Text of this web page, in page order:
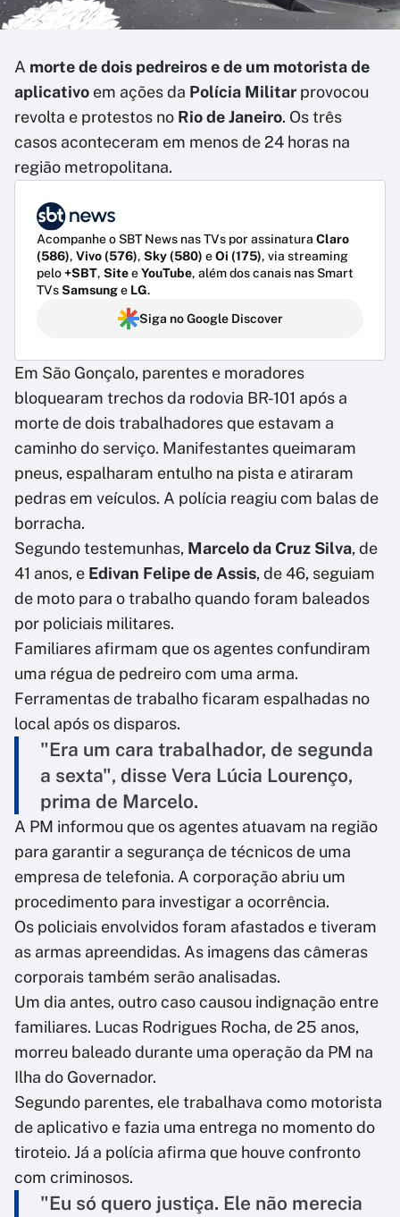
A morte de dois pedreiros e de um motorista de
aplicativo em ações da Polícia Militar provocou
revolta e protestos no Rio de Janeiro. Os três
casos aconteceram em menos de 24 horas na
região metropolitana.
Acompanhe o SBT News nas TVs por assinatura Claro
(586), Vivo (576), Sky (580) eOi (175), via streaming
pelo+SBT, SiteeYouTube, além dos canais nas Smart
TVsSamsunge LG.
Siga no Google Discover
Em São Gonçalo, parentes e moradores
bloquearam trechos da rodovia BR-101 após a
morte de dois trabalhadores que estavam a
caminho do serviço. Manifestantes queimaram
pneus, espalharam entulho na pista e atiraram
pedras em veículos. A polícia reagiu com balas de
borracha.
Segundo testemunhas, Marcelo da Cruz Silva, de
41 anos, e Edivan Felipe de Assis, de 46, seguiam
de moto para o trabalho quando foram baleados
por policiais militares.
Familiares afirmam que os agentes confundiram
uma régua de pedreiro com uma arma.
Ferramentas de trabalho ficaram espalhadas no
local após os disparos.
"Era um cara trabalhador, de segunda
a sexta", disse Vera Lúcia Lourenço,
prima de Marcelo.
A PM informou que os agentes atuavam na região
para garantir a segurança de técnicos de uma
empresa de telefonia. A corporação abriu um
procedimento para investigar a ocorrência.
Os policiais envolvidos foram afastados e tiveram
as armas apreendidas. As imagens das câmeras
corporais também serão analisadas.
Um dia antes, outro caso causou indignação entre
familiares. Lucas Rodrigues Rocha, de 25 anos,
morreu baleado durante uma operação da PM na
Ilha do Governador.
Segundo parentes, ele trabalhava como motorista
de aplicativo e fazia uma entrega no momento do
tiroteio. Já a polícia afirma que houve confronto
com criminosos.
"Eu só quero justiça. Ele não merecia